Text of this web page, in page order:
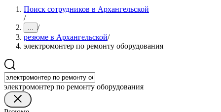
Поиск сотрудников в Архангельской
/
... /
резюме в Архангельской/
электромонтер по ремонту оборудования
электромонтер по ремонту оборудования